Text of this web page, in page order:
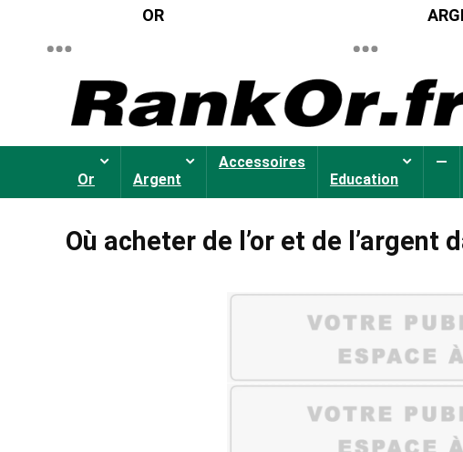
OR
Or Argent
Accessoires
Education
—
Où acheter de l’or et de l’argent